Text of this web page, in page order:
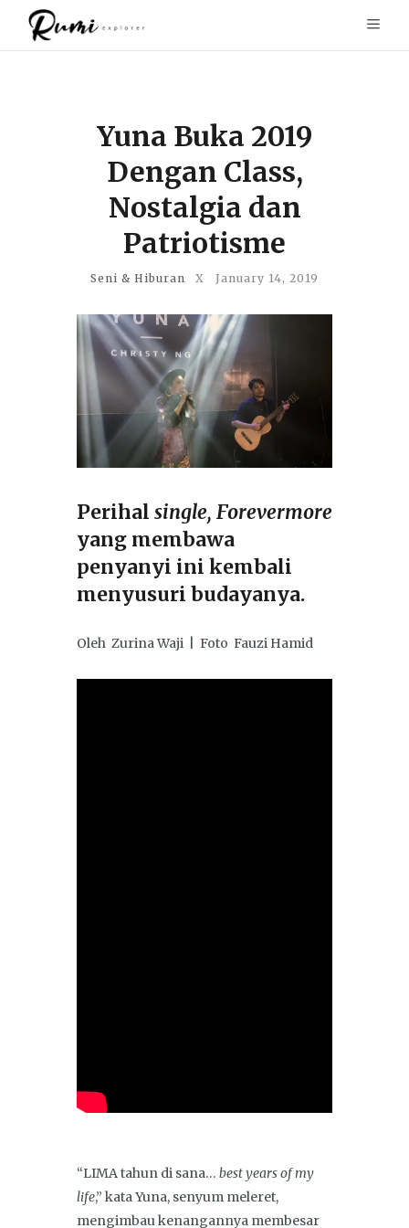
Yuna Buka 2019
Dengan Class,
Nostalgia dan
Patriotisme
Seni & Hiburan X January 14, 2019
Perihal single, Forevermore
yang membawa
penyanyi ini kembali
menyusuri budayanya.
Oleh Zurina Waji | Foto Fauzi Hamid
“LIMA tahun di sana… best years of my
life,” kata Yuna, senyum meleret,
mengimbau kenangannya membesar